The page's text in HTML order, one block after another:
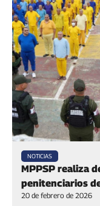
NOTICIAS
MPPSP realiza
penitenciarios
20 de febrero de 2026